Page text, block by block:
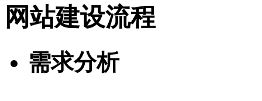
网站建设流程
需求分析